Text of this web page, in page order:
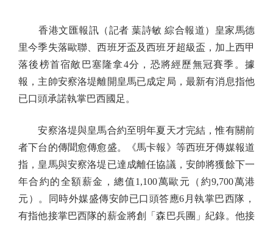
香港文匯報訊（記者 葉詩敏 綜合報道）皇家馬德
里今季失落歐聯、西班牙盃及西班牙超級盃，加上西甲
落後榜首宿敵巴塞隆拿4分，恐將經歷無冠賽季。據
報，主帥安察洛堤離開皇馬已成定局，最新有消息指他
已口頭承諾執掌巴西國足。
安察洛堤與皇馬合約至明年夏天才完結，惟有關前
者下台的傳聞愈傳愈盛。《馬卡報》等西班牙傳媒報道
指，皇馬與安察洛堤已達成離任協議，安帥將獲餘下一
年合約的全額薪金，總值1,100萬歐元（約9,700萬港
元）。同時外媒盛傳安帥已口頭答應6月執掌巴西隊，
有指他接掌巴西隊的薪金將創「森巴兵團」紀錄。他接